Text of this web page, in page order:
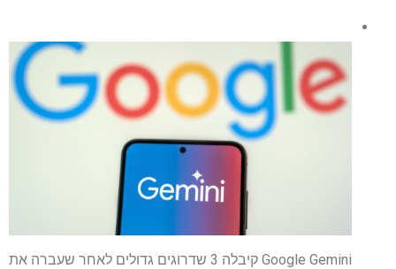
Google Gemini קיבלה 3 שדרוגים גדולים לאחר שעברה את